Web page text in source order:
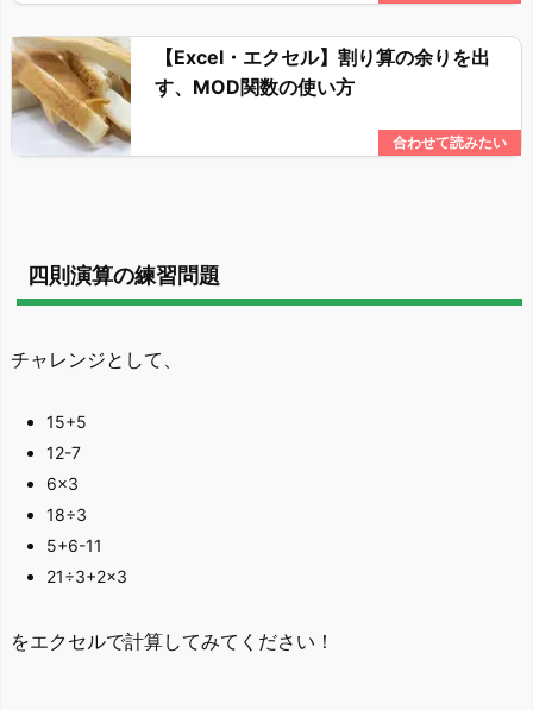
【Excel・エクセル】割り算の余りを出
す、MOD関数の使い方
四則演算の練習問題
チャレンジとして、
15+5
12-7
6×3
18÷3
5+6-11
21÷3+2×3
をエクセルで計算してみてください！